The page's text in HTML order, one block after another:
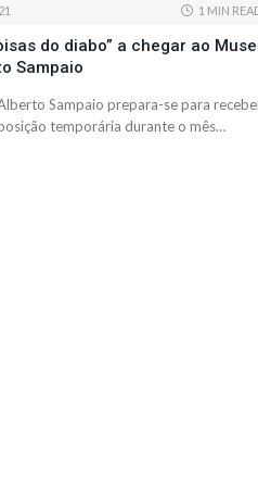
1 MIN
do diabo” a chegar ao
Sampaio
Sampaio prepara-se para
temporária durante o mês…